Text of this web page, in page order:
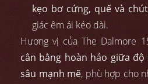
kẹo bơ cứng, quế và
giác êm ái kéo dài.
Hương vị của The Dalmore
cân bằng hoàn hảo giữa
sâu mạnh mẽ, phù hợp cho